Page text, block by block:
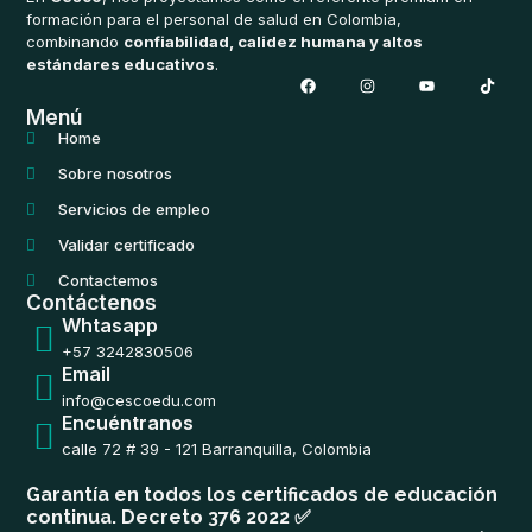
formación para el personal de salud en Colombia,
combinando confiabilidad, calidez humana y altos
estándares educativos.
F
a
I
n
o
T
i
Menú
Home
Sobre nosotros
Servicios de empleo
Validar certificado
Contactemos
Contáctenos
Whtasapp
+57 3242830506
Email
info@cescoedu.com
Encuéntranos
calle 72 # 39 - 121 Barranquilla, Colombia
Garantía en todos los certificados de educación
continua. Decreto 376 2022 ✅